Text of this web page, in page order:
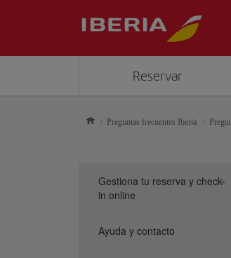
Reservar
Preguntas frecuentes Iberia
Gestiona tu reserva y check-
in online
Ayuda y contacto